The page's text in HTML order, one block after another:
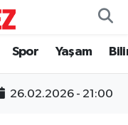
Spor Yaşam
26.02.2026 - 21:00